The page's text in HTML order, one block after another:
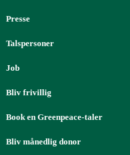
Presse
Talspersoner
Job
Bliv frivillig
Book en Greenpeace-taler
Bliv månedlig donor